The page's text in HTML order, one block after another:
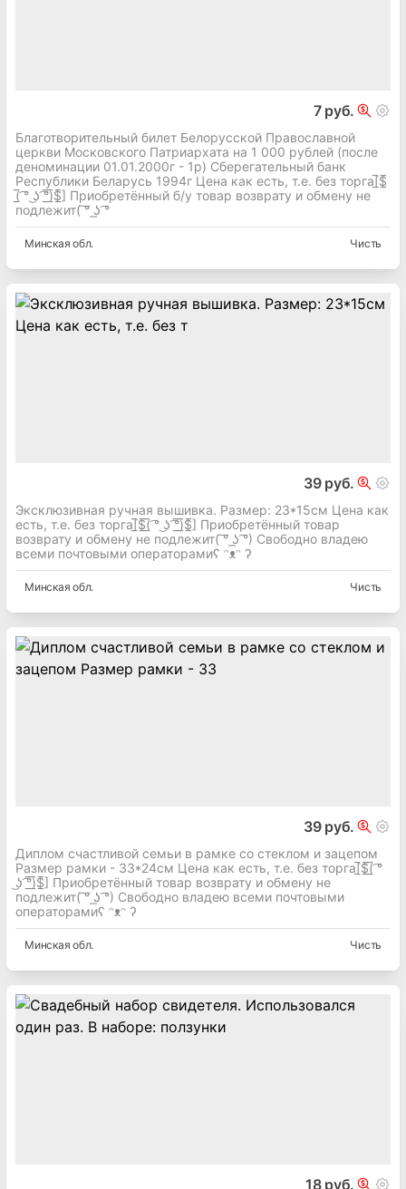
7 руб.
Благотворительный билет Белорусской Православной
церкви Московского Патриархата на 1 000 рублей (после
деноминации 01.01.2000г - 1р) Сберегательный банк
Республики Беларусь 1994г Цена как есть, т.е. без торга[̲̅$̲̅
(̲̅ ͡° ͜ʖ ͡°̲̅)̲̅$̲̅] Приобретённый б/у товар возврату и обмену не
подлежит( ͠° ͟ʖ ͡°
Минская обл. Чисть
39 руб.
Эксклюзивная ручная вышивка. Размер: 23*15см Цена как
есть, т.е. без торга[̲̅$̲̅(̲̅ ͡° ͜ʖ ͡°̲̅)̲̅$̲̅] Приобретённый товар
возврату и обмену не подлежит( ͠° ͟ʖ ͡°) Свободно владею
всеми почтовыми операторамиʕ ᵔᴥᵔ ʔ
Минская обл. Чисть
39 руб.
Диплом счастливой семьи в рамке со стеклом и зацепом
Размер рамки - 33*24см Цена как есть, т.е. без торга[̲̅$̲̅(̲̅ ͡°
͜ʖ ͡°̲̅)̲̅$̲̅] Приобретённый товар возврату и обмену не
подлежит( ͠° ͟ʖ ͡°) Свободно владею всеми почтовыми
операторамиʕ ᵔᴥᵔ ʔ
Минская обл. Чисть
18 руб.